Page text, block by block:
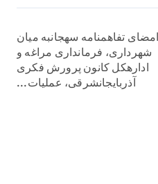
امضای تفاهمنامه سهجانبه میان
شهرداری، فرمانداری مراغه و
ادارهکل کانون پرورش فکری
آذربایجانشرقی، عملیات...